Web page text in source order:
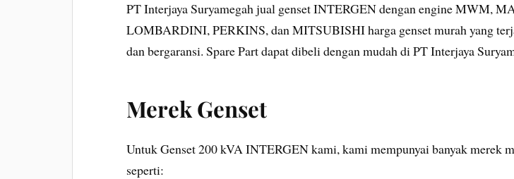
PT Interjaya Suryamegah jual genset INTERGEN dengan engine MWM,
LOMBARDINI, PERKINS, dan MITSUBISHI harga genset murah yang
dan bergaransi. Spare Part dapat dibeli dengan mudah di PT Interjaya
Merek Genset
Untuk Genset 200 kVA INTERGEN kami, kami mempunyai banyak merek
seperti: